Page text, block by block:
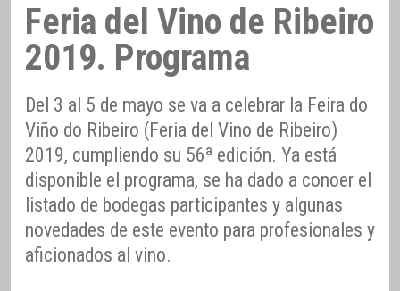
Feria del Vino de Ribeiro
2019. Programa
Del 3 al 5 de mayo se va a celebrar la Feira do
Viño do Ribeiro (Feria del Vino de Ribeiro)
2019, cumpliendo su 56ª edición. Ya está
disponible el programa, se ha dado a conoer el
listado de bodegas participantes y algunas
novedades de este evento para profesionales y
aficionados al vino.